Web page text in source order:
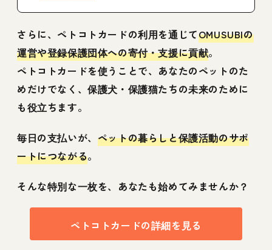
さらに、ペトコトカードの利用を通じてOMUSUBIの
運営や登録保護団体への寄付・支援に貢献。
ペトコトカードを使うことで、あなたのペットのた
めだけでなく、保護犬・保護猫たちの未来のために
も役立ちます。
毎日の支払いが、 ペットの暮らしと保護活動のサポ
ートにつながる。
そんな特別な一枚を、あなたも始めてみませんか？
ペトコトカードの詳細を見る